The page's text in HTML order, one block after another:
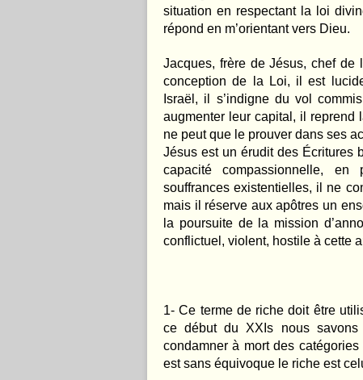
situation en respectant la loi
répond en m’orientant vers Dieu.
Jacques, frère de Jésus, chef de
conception de la Loi, il est
Israël, il s’indigne du vol
augmenter leur capital, il
ne peut que le prouver dans ses
Jésus est un érudit des Écritures
capacité compassionnelle,
souffrances existentielles, il ne
mais il réserve aux apôtres un
la poursuite de la mission
conflictuel, violent, hostile à cette
1- Ce terme de riche doit être
ce début du XXIs nous
condamner à mort des
est sans équivoque le riche est